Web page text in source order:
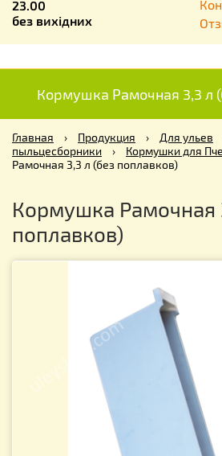
23.00
без вихідних
Кормушка Рамочная 3,3 л
Главная › Продукция › Для ульев
пыльцесборники
› Кормушки для
Рамочная 3,3 л (без поплавков)
Кормушка Рамочная
поплавков)